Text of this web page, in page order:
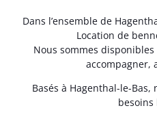
Dans l’ensemble de
Location de
Nous sommes
accompagner,
Basés à Hagenthal-le-
besoins